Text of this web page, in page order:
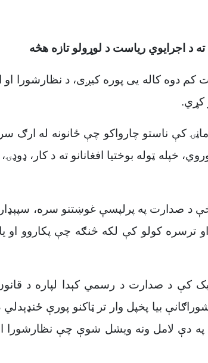
د اجرایوي ریاست د لوړولو تازه هڅه
دوه کاله يی پوره کیږی، د نظارشورا
کړي.
ماڼۍ کې ناستو چارواکو چې ځانونه له
خپله ټوله بوختیا افغانانو ته د کار،
د صدارت په پرلپسې غوښتنو سره،
او ترسره کولو کې لکه څنګه چې پکاروو
کې د صدارت د رسمي کېدا لپاره د
بیا پخپل وار تر ټاکنو پورې ځنډېدلي
دې لامل ونه ویشل شوې چې نظارشورا